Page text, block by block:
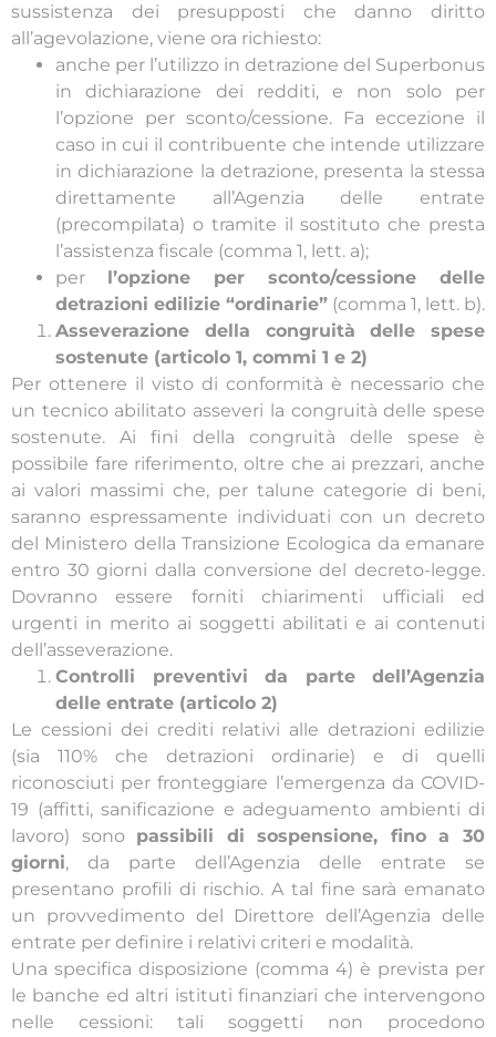
sussistenza dei presupposti che danno diritto
all’agevolazione, viene ora richiesto:
anche per l’utilizzo in detrazione del Superbonus
in dichiarazione dei redditi, e non solo per
l’opzione per sconto/cessione. Fa eccezione il
caso in cui il contribuente che intende utilizzare
in dichiarazione la detrazione, presenta la stessa
direttamente all’Agenzia delle entrate
(precompilata) o tramite il sostituto che presta
l’assistenza fiscale (comma 1, lett. a);
per l’opzione per sconto/cessione delle
detrazioni edilizie “ordinarie” (comma 1, lett. b).
Asseverazione della congruità delle spese
sostenute (articolo 1, commi 1 e 2)
Per ottenere il visto di conformità è necessario che
un tecnico abilitato asseveri la congruità delle spese
sostenute. Ai fini della congruità delle spese è
possibile fare riferimento, oltre che ai prezzari, anche
ai valori massimi che, per talune categorie di beni,
saranno espressamente individuati con un decreto
del Ministero della Transizione Ecologica da emanare
entro 30 giorni dalla conversione del decreto-legge.
Dovranno essere forniti chiarimenti ufficiali ed
urgenti in merito ai soggetti abilitati e ai contenuti
dell’asseverazione.
Controlli preventivi da parte dell’Agenzia
delle entrate (articolo 2)
Le cessioni dei crediti relativi alle detrazioni edilizie
(sia 110% che detrazioni ordinarie) e di quelli
riconosciuti per fronteggiare l’emergenza da COVID-
19 (affitti, sanificazione e adeguamento ambienti di
lavoro) sono passibili di sospensione, fino a 30
giorni, da parte dell’Agenzia delle entrate se
presentano profili di rischio. A tal fine sarà emanato
un provvedimento del Direttore dell’Agenzia delle
entrate per definire i relativi criteri e modalità.
Una specifica disposizione (comma 4) è prevista per
le banche ed altri istituti finanziari che intervengono
nelle cessioni: tali soggetti non procedono